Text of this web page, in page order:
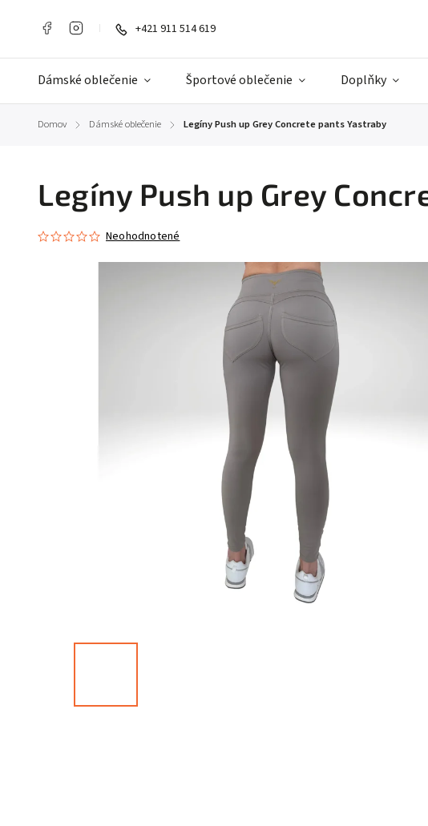
+421 911 514 619
Dámské oblečenie Športové oblečenie Doplňky
Domov / Dámské oblečenie / Legíny Push up Grey Concrete pants Yastraby
Legíny Push up Grey
Neohodnotené